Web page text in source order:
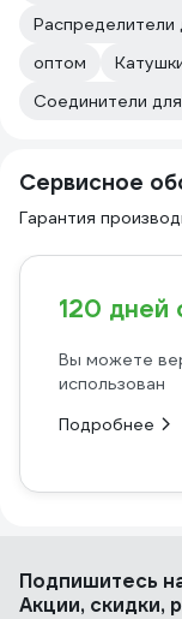
Распределители
оптом
Соединители
Сервисное
Гарантия
120 дней
Вы можете
использован
Подробнее
Подпишитесь
Акции, скидки,